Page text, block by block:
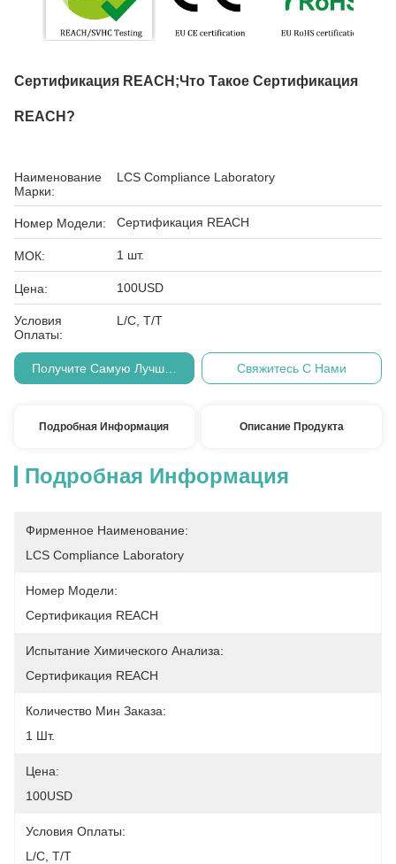
Сертификация REACH;Что Такое Сертификация
REACH?
Наименование
Марки:
LCS Compliance Laboratory
Номер Модели: Сертификация REACH
МОК: 1 шт.
Цена: 100USD
Условия
Оплаты:
L/C, T/T
Получите Самую Лучшую Цену Свяжитесь С Нами
Подробная Информация Описание Продукта
Подробная Информация
Фирменное Наименование:
LCS Compliance Laboratory
Номер Модели:
Сертификация REACH
Испытание Химического Анализа:
Сертификация REACH
Количество Мин Заказа:
1 Шт.
Цена:
100USD
Условия Оплаты:
L/C, T/T